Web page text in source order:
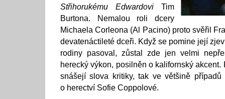
Střihorukému Edwardovi Tim
Burtona. Nemalou roli dcery
Michaela Corleona (Al Pacino) proto svěřil
devatenáctileté dceři. Když se pomine její
rodiny pasoval, zůstal zde jen velmi
herecký výkon, posilněn o kalifornský
snášejí slova kritiky, tak ve většině případů
o herectví Sofie Coppolové.